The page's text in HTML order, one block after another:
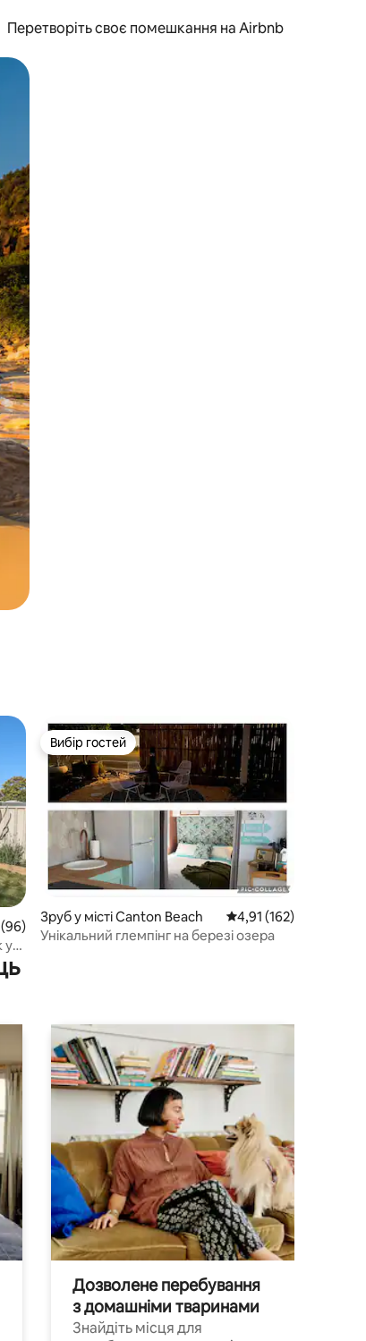
Перетворіть своє помешкання на Airbnb
та гортання.
оцінка: 4,98 з 5, відгуки: 96
у
Вибір гостей
Вибір гостей
Зруб у місті Canton Beach Середня оцінка: 4,91
4,91 (162)
Унікальний глемпінг на березі озера
Дозволене перебування
з домашніми тваринами
Знайдіть місця для